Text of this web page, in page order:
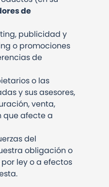
de
publicidad y
o promociones
de
o las
y sus asesores,
venta,
que afecte a
del
obligación o
ley o a efectos